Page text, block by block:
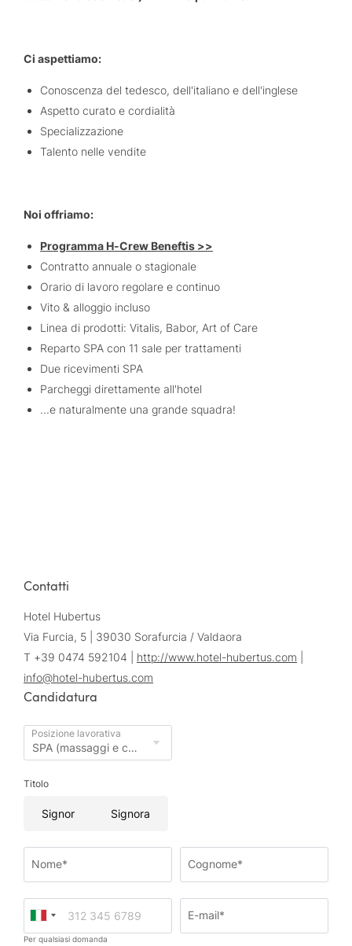
Ci aspettiamo:
Conoscenza del tedesco, dell'italiano e dell'inglese
Aspetto curato e cordialità
Specializzazione
Talento nelle vendite
Noi offriamo:
Programma H-Crew Beneftis >>
Contratto annuale o stagionale
Orario di lavoro regolare e continuo
Vito & alloggio incluso
Linea di prodotti: Vitalis, Babor, Art of Care
Reparto SPA con 11 sale per trattamenti
Due ricevimenti SPA
Parcheggi direttamente all'hotel
...e naturalmente una grande squadra!
Contatti
Hotel Hubertus
Via Furcia, 5 | 39030 Sorafurcia / Valdaora
T +39 0474 592104 | http://www.hotel-hubertus.com
info@hotel-hubertus.com
Candidatura
Posizione lavorativa
Titolo
Signor Signora
Nome* Cognome*
Per qualsiasi domanda
E-mail*